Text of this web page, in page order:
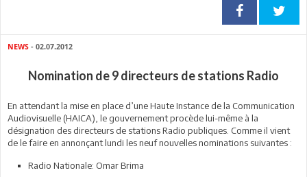
NEWS - 02.07.2012
Nomination de 9 directeurs de stations Radio
En attendant la mise en place d’une Haute Instance de la Communication
Audiovisuelle (HAICA), le gouvernement procède lui-même à la
désignation des directeurs de stations Radio publiques. Comme il vient
de le faire en annonçant lundi les neuf nouvelles nominations suivantes :
Radio Nationale: Omar Brima